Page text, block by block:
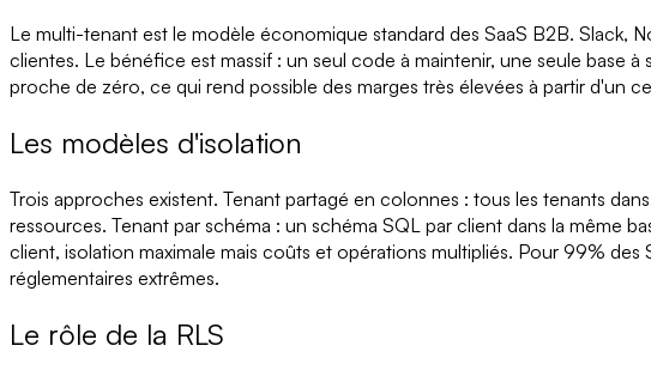
Le multi-tenant est le modèle économique standard des SaaS B2B. Slack,
clientes. Le bénéfice est massif : un seul code à maintenir, une seule base
proche de zéro, ce qui rend possible des marges très élevées à partir d'un
Les modèles d'isolation
Trois approches existent. Tenant partagé en colonnes : tous les tenants
ressources. Tenant par schéma : un schéma SQL par client dans la même
client, isolation maximale mais coûts et opérations multipliés. Pour 99%
réglementaires extrêmes.
Le rôle de la RLS